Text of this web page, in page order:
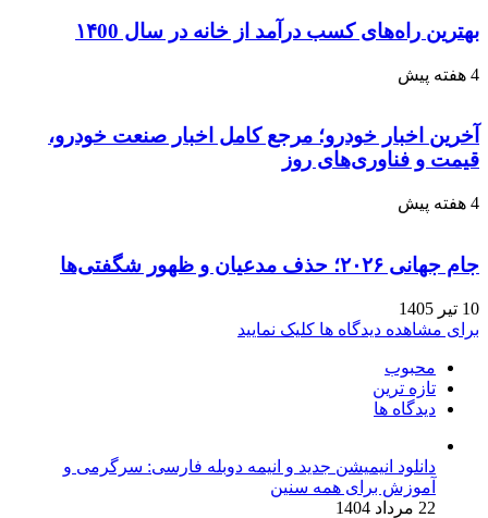
بهترین راه‌های کسب درآمد از خانه در سال ۱۴00
4 هفته پیش
آخرین اخبار خودرو؛ مرجع کامل اخبار صنعت خودرو،
قیمت و فناوری‌های روز
4 هفته پیش
جام جهانی ۲۰۲۶؛ حذف مدعیان و ظهور شگفتی‌ها
10 تیر 1405
برای مشاهده دیدگاه ها کلیک نمایید
محبوب
تازه ترین
دیدگاه ها
دانلود انیمیشن جدید و انیمه دوبله فارسی: سرگرمی و
آموزش برای همه سنین
22 مرداد 1404